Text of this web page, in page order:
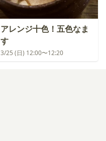
アレンジ十色！五色なま
す
3/25 (日) 12:00〜12:20